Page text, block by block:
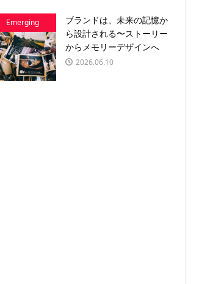
Emerging
Brands
ブランドは、未来の記憶か
ら設計される〜ストーリー
からメモリーデザインへ
2026.06.10